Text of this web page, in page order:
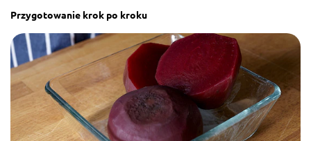
Przygotowanie krok po kroku